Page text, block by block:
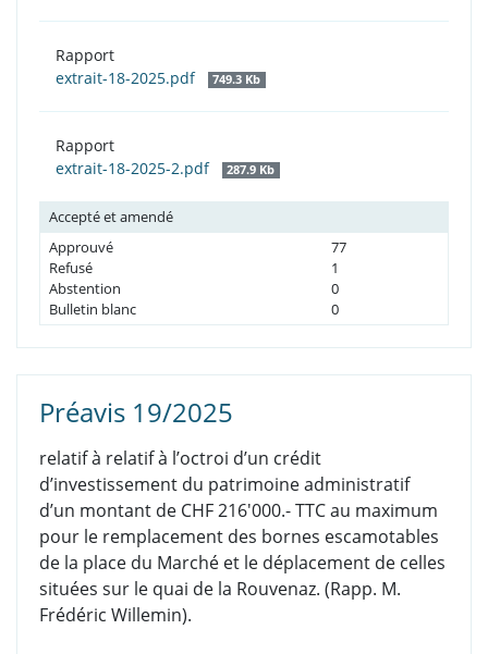
Rapport
extrait-18-2025.pdf
749.3 Kb
Rapport
extrait-18-2025-2.pdf
287.9 Kb
Accepté et amendé
Approuvé
77
Refusé
1
Abstention
0
Bulletin blanc
0
Préavis 19/2025
relatif à relatif à l’octroi d’un crédit
d’investissement du patrimoine administratif
d’un montant de CHF 216'000.- TTC au maximum
pour le remplacement des bornes escamotables
de la place du Marché et le déplacement de celles
situées sur le quai de la Rouvenaz. (Rapp. M.
Frédéric Willemin).